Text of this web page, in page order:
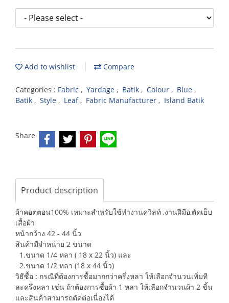
Add to wishlist Compare
Categories : Fabric , Yardage , Batik , Colour , Blue ,
Batik , Style , Leaf, Fabric Manufacturer , Island Batik
Share
Product description
ผ้าคอตตอน100% เหมาะสำหรับใช้ทำงานควิลท์ ,งานฝีมือ,ตัดเย็บ
เสื้อผ้า
หน้ากว้าง 42 - 44 นิ้ว
สินค้ามีจำหน่าย 2 ขนาด
1.ขนาด 1/4 หลา ( 18 x 22 นิ้ว) และ
2.ขนาด 1/2 หลา (18 x 44 นิ้ว)
วิธีซื้อ : กรณีที่ต้องการซื้อมากกว่าครึ่งหลา ให้เลือกจำนวนเพิ่มที
ละครึ่งหลา เช่น ถ้าต้องการซื้อผ้า 1 หลา ให้เลือกจำนวนผ้า 2 ชิ้น
และสินค้าสามารถตัดต่อเนื่องได้